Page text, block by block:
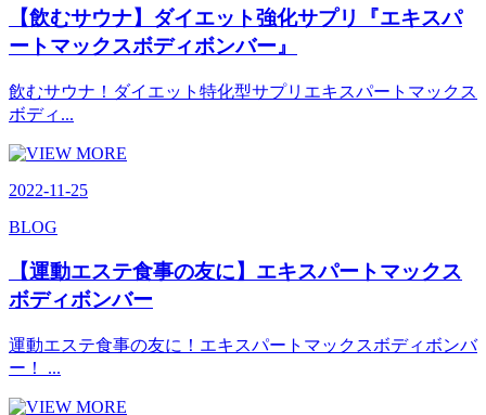
【飲むサウナ】ダイエット強化サプリ『エキスパ
ートマックスボディボンバー』
飲むサウナ！ダイエット特化型サプリエキスパートマックス
ボディ...
2022-11-25
BLOG
【運動エステ食事の友に】エキスパートマックス
ボディボンバー
運動エステ食事の友に！エキスパートマックスボディボンバ
ー！ ...